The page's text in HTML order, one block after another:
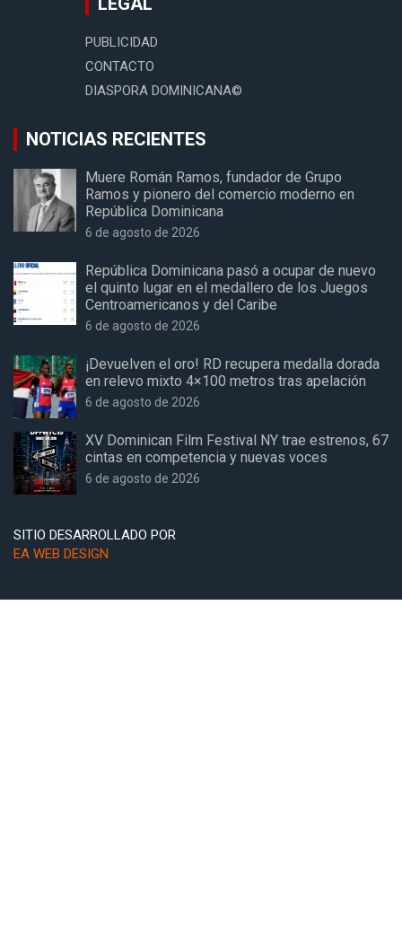
PUBLICIDAD
CONTACTO
DIASPORA DOMINICANA©
NOTICIAS RECIENTES
Muere Román Ramos, fundador de Grupo
Ramos y pionero del comercio moderno en
República Dominicana
6 de agosto de 2026
República Dominicana pasó a ocupar de nuevo
el quinto lugar en el medallero de los Juegos
Centroamericanos y del Caribe
6 de agosto de 2026
¡Devuelven el oro! RD recupera medalla dorada
en relevo mixto 4×100 metros tras apelación
6 de agosto de 2026
XV Dominican Film Festival NY trae estrenos, 67
cintas en competencia y nuevas voces
6 de agosto de 2026
SITIO DESARROLLADO POR
EA WEB DESIGN